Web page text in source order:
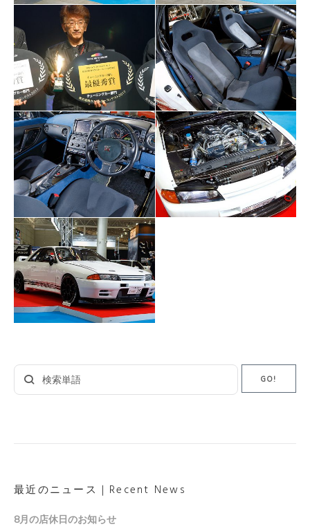
Search
for:
GO!
最近のニュース｜Recent News
8月の店休日のお知らせ